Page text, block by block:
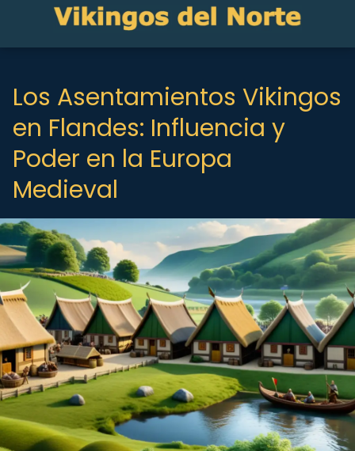
Los Asentamientos Vikingos
en Flandes: Influencia y
Poder en la Europa
Medieval